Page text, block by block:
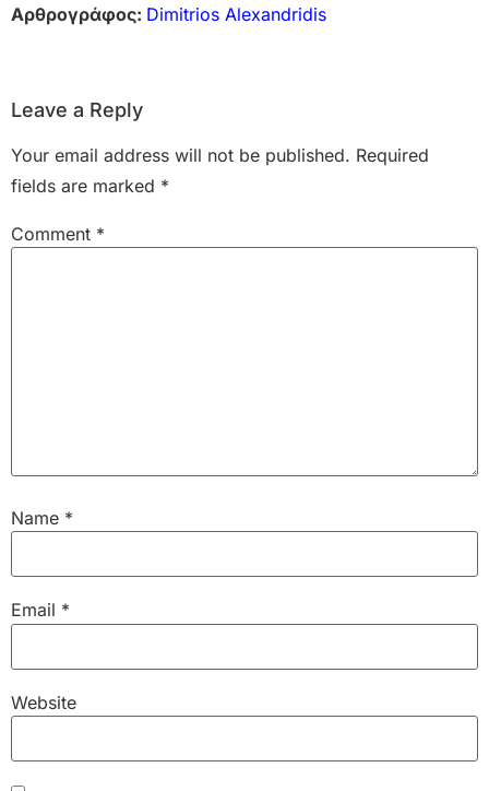
Αρθρογράφος: Dimitrios Alexandridis
Leave a Reply
Your email address will not be published. Required
fields are marked *
Comment *
Name *
Email *
Website